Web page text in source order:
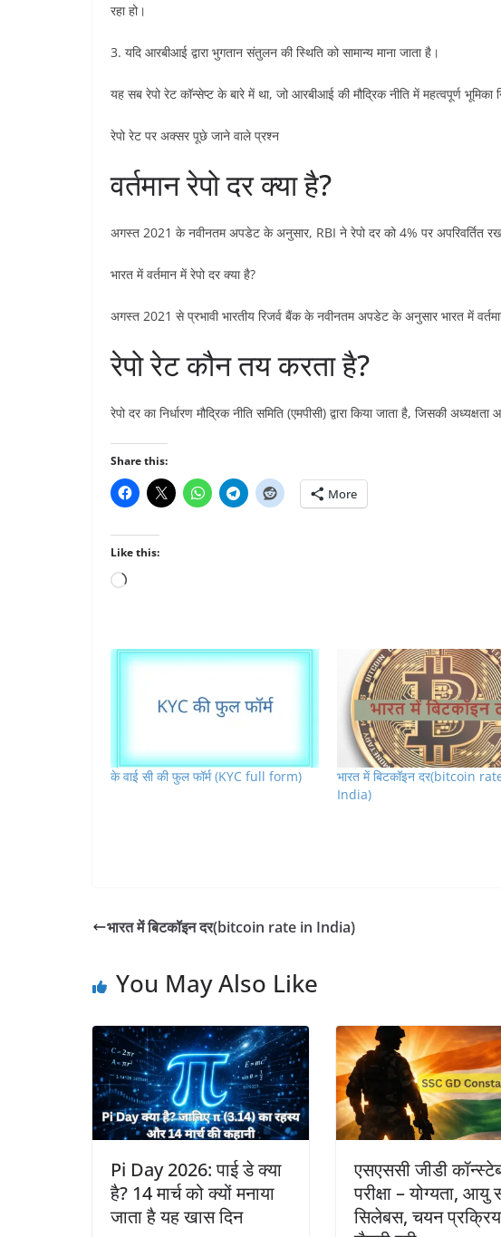
रहा हो।
3. यदि आरबीआई द्वारा भुगतान संतुलन की स्थिति को सामान्य माना जाता है।
यह सब रेपो रेट कॉन्सेप्ट के बारे में था, जो आरबीआई की मौद्रिक नीति में महत्वपूर्ण भूमिका
रेपो रेट पर अक्सर पूछे जाने वाले प्रश्न
वर्तमान रेपो दर क्या है?
अगस्त 2021 के नवीनतम अपडेट के अनुसार, RBI ने रेपो दर को 4% पर अपरिवर्तित
भारत में वर्तमान में रेपो दर क्या है?
अगस्त 2021 से प्रभावी भारतीय रिजर्व बैंक के नवीनतम अपडेट के अनुसार भारत में
रेपो रेट कौन तय करता है?
रेपो दर का निर्धारण मौद्रिक नीति समिति (एमपीसी) द्वारा किया जाता है, जिसकी
Share this:
More
Like this:
Loading…
के वाई सी की फुल फॉर्म (KYC full form)
भारत में बिटकॉइन दर(bitcoin
India)
भारत में बिटकॉइन दर(bitcoin rate in India)
You May Also Like
Pi Day 2026: पाई डे क्या
है? 14 मार्च को क्यों मनाया
जाता है यह खास दिन
एसएससी जीडी
परीक्षा – योग्यता, आयु
सिलेबस, चयन